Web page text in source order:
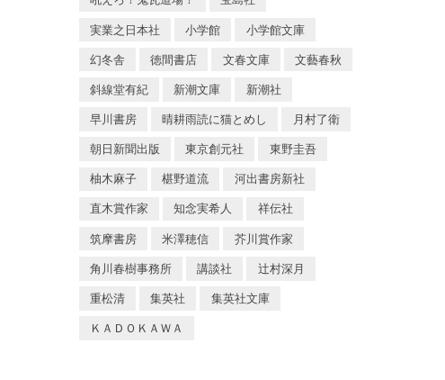
実業之日本社 小学館 小学館文庫
幻冬舎 徳間書店 文春文庫 文藝春秋
斜線堂有紀 新潮文庫 新潮社
早川書房 晴耕雨読に猫とめし 月村了衛
朝日新聞出版 東京創元社 東野圭吾
柚木麻子 椹野道流 河出書房新社
直木賞作家 知念実希人 祥伝社
筑摩書房 米澤穂信 芥川賞作家
角川春樹事務所 講談社 辻村深月
重松清 集英社 集英社文庫
ＫＡＤＯＫＡＷＡ